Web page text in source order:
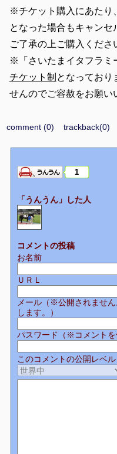
※チケット購入にあたり
となった場合もキャン
ご了承の上ご購入くださ
※「さいたまイタフラミ
チケット制 となっており
せんのでご容赦をお願い
comment (0) trackback(0)
1
「うんうん」した人
コメントの投稿
お名前
ＵＲＬ
メール（※公開されませ
します。）
パスワード（※コメントを
このコメントの公開レベル